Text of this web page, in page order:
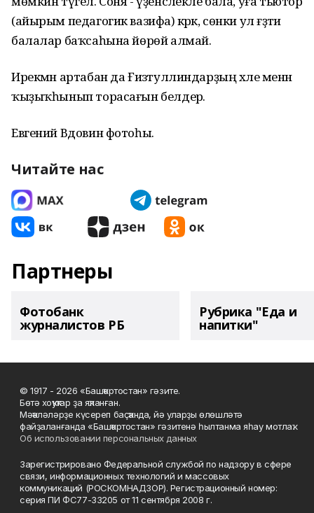
(айырым педагогик вазифа) кәрәк, сөнки ул ғәҙәти
балалар баҡсаһына йөрөй алмай.
Ирекмән артабан да Ғизәтуллиндарҙың хәле менән
ҡыҙыҡһынып торасағын белдерә.
Евгений Вдовин фотоһы.
Читайте нас
Партнеры
Фотобанк
журналистов РБ
Рубрика "Еда и
напитки"
© 1917 - 2026 «Башҡортостан» гәзите.
Бөтә хоҡуҡтар ҙа яҡланған.
Мәҡәләләрҙе күсереп баҫҡанда, йә уларҙы өлөшләтә
файҙаланғанда «Башҡортостан» гәзитенә һылтанма яһау мотлаҡ.
Об использовании персональных данных
Зарегистрировано Федеральной службой по надзору в сфере
связи, информационных технологий и массовых
коммуникаций (РОСКОМНАДЗОР). Регистрационный номер:
серия ПИ ФС77-33205 от 11 сентября 2008 г.